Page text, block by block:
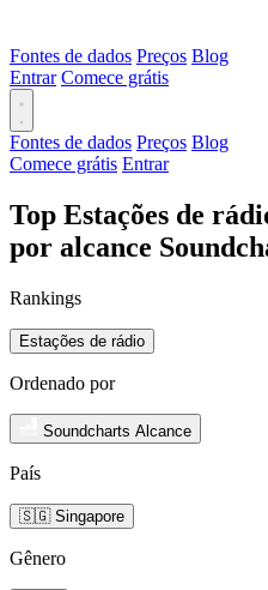
Fontes de dados Preços Blog
Entrar Comece grátis
Fontes de dados Preços Blog
Comece grátis Entrar
Top Estações de
por alcance
Rankings
Estações de rádio
Ordenado por
Soundcharts Alcance
País
🇸🇬 Singapore
Gênero